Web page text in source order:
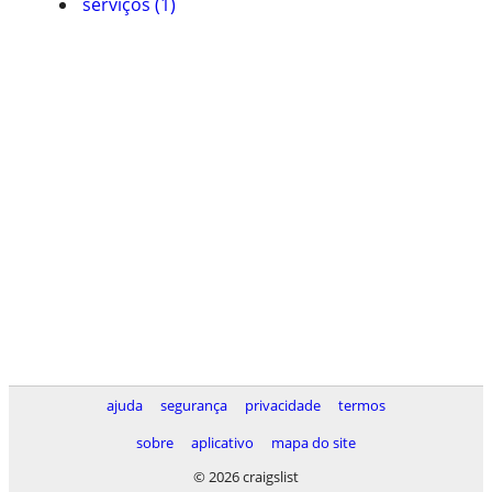
ajuda segurança privacidade
termos
sobre
aplicativo
mapa do site
© 2026 craigslist